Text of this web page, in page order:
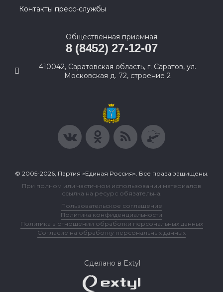
Контакты пресс-службы
Общественная приемная
8 (8452) 27-12-07
410042, Саратовская область, г. Саратов, ул.
Московская д. 72, строение 2
© 2005-2026, Партия «Единая Россия». Все права защищены.
При полном или частичном использовании материалов
ссылка на ресурс обязательна.
Пользовательское соглашение
Политика конфиденциальности
Политика в отношении обработки персональных данных
Согласие на обработку персональных данных
Сделано в Extyl